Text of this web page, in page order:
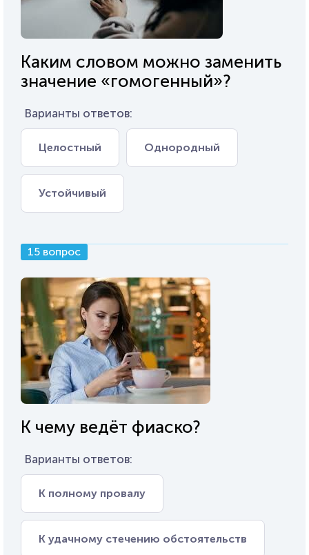
Каким словом можно заменить
значение «гомогенный»?
Варианты ответов:
Целостный Однородный
Устойчивый
15 вопрос
К чему ведёт фиаско?
Варианты ответов:
К полному провалу
К удачному стечению обстоятельств